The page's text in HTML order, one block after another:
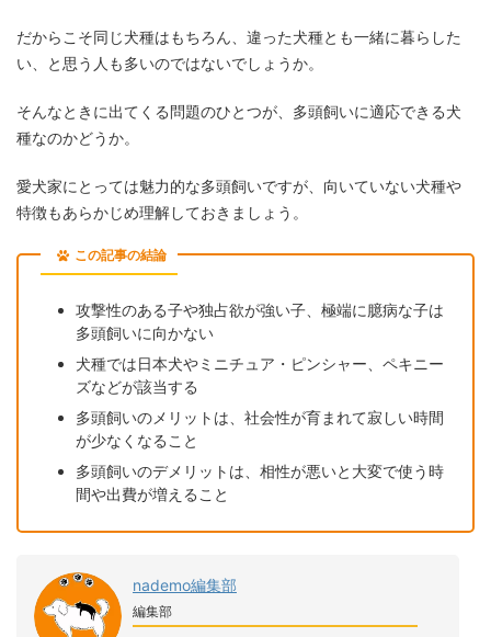
だからこそ同じ犬種はもちろん、違った犬種とも一緒に暮らした
い、と思う人も多いのではないでしょうか。
そんなときに出てくる問題のひとつが、多頭飼いに適応できる犬
種なのかどうか。
愛犬家にとっては魅力的な多頭飼いですが、向いていない犬種や
特徴もあらかじめ理解しておきましょう。
この記事の結論
攻撃性のある子や独占欲が強い子、極端に臆病な子は
多頭飼いに向かない
犬種では日本犬やミニチュア・ピンシャー、ペキニー
ズなどが該当する
多頭飼いのメリットは、社会性が育まれて寂しい時間
が少なくなること
多頭飼いのデメリットは、相性が悪いと大変で使う時
間や出費が増えること
nademo編集部
編集部